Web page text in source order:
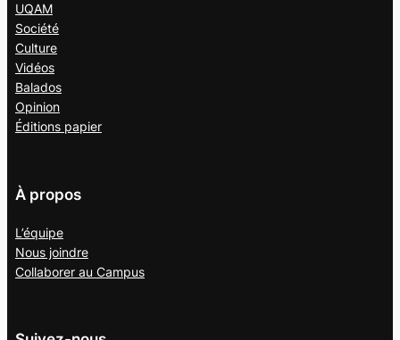
UQAM
Société
Culture
Vidéos
Balados
Opinion
Éditions papier
À propos
L’équipe
Nous joindre
Collaborer au Campus